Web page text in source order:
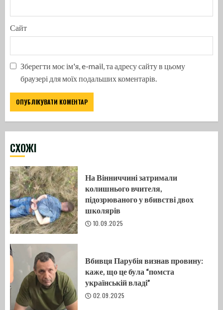
Сайт
Зберегти моє ім'я, e-mail, та адресу сайту в цьому
браузері для моїх подальших коментарів.
CХОЖІ
На Вінниччині затримали
колишнього вчителя,
підозрюваного у вбивстві двох
школярів
10.09.2025
Вбивця Парубія визнав провину:
каже, що це була “помста
українській владі”
02.09.2025